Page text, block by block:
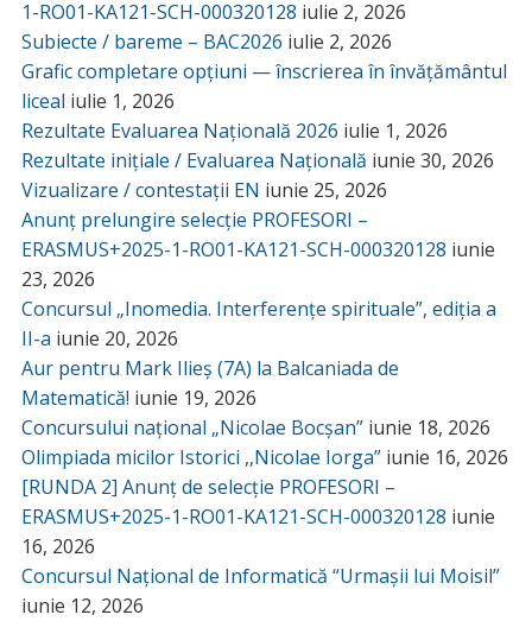
1-RO01-KA121-SCH-000320128 iulie 2, 2026
Subiecte / bareme – BAC2026 iulie 2, 2026
Grafic completare opțiuni — înscrierea în învățământul
liceal iulie 1, 2026
Rezultate Evaluarea Națională 2026 iulie 1, 2026
Rezultate inițiale / Evaluarea Națională iunie 30, 2026
Vizualizare / contestații EN iunie 25, 2026
Anunț prelungire selecție PROFESORI –
ERASMUS+2025-1-RO01-KA121-SCH-000320128 iunie
23, 2026
Concursul „Inomedia. Interferențe spirituale”, ediția a
II-a iunie 20, 2026
Aur pentru Mark Ilieș (7A) la Balcaniada de
Matematică! iunie 19, 2026
Concursului național „Nicolae Bocșan” iunie 18, 2026
Olimpiada micilor Istorici ,,Nicolae Iorga” iunie 16, 2026
[RUNDA 2] Anunț de selecție PROFESORI –
ERASMUS+2025-1-RO01-KA121-SCH-000320128 iunie
16, 2026
Concursul Național de Informatică “Urmașii lui Moisil”
iunie 12, 2026